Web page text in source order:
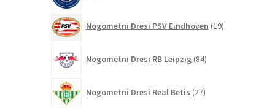
Nogometni Dresi PSV Eindhoven 19izdelkov
Nogometni Dresi RB Leipzig 84izdelkov
Nogometni Dresi Real Betis 27izdelkov